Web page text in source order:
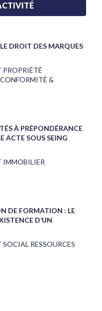
DROIT DES MARQUES
&
À PRÉPONDÉRANCE
ACTE SOUS SEING
IMMOBILIER
DE FORMATION : LE
D’UN
RESSOURCES